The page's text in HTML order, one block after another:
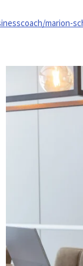
marion-